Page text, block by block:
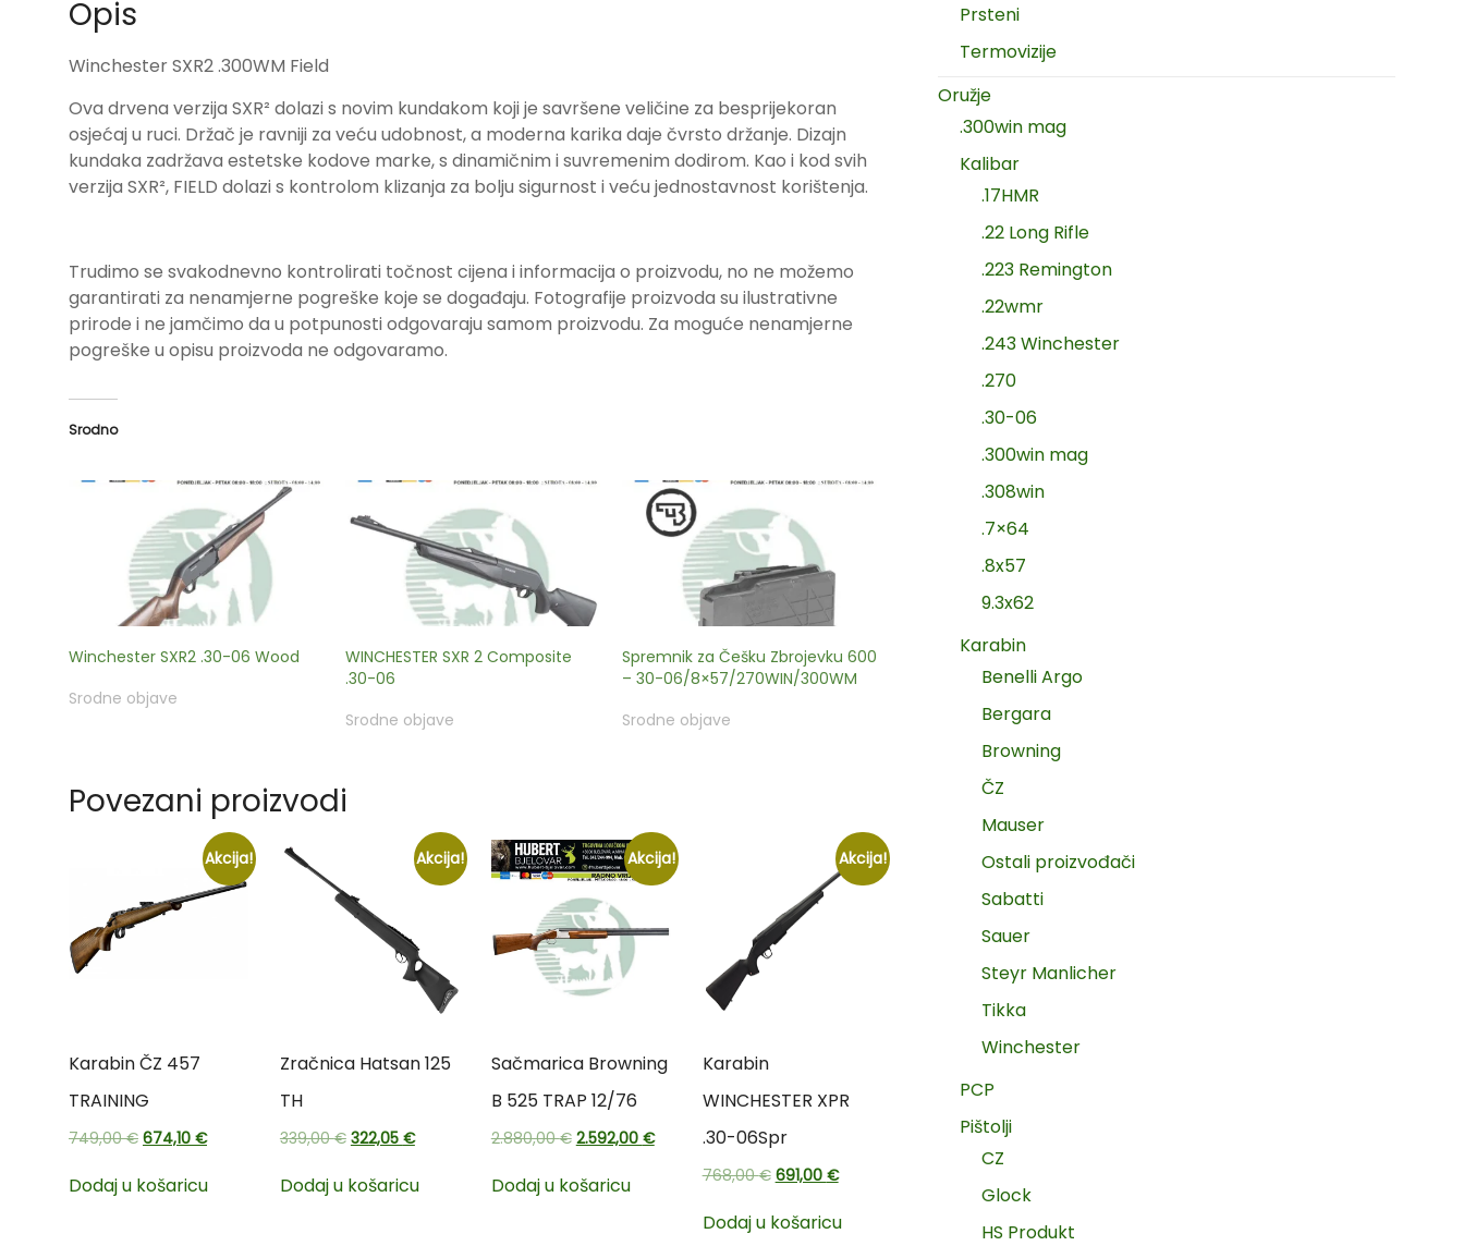
Opis
Winchester SXR2 .300WM Field
Ova drvena verzija SXR² dolazi s novim kundakom koji je savršene veličine za besprijekoran
osjećaj u ruci. Držač je ravniji za veću udobnost, a moderna karika daje čvrsto držanje. Dizajn
kundaka zadržava estetske kodove marke, s dinamičnim i suvremenim dodirom. Kao i kod svih
verzija SXR², FIELD dolazi s kontrolom klizanja za bolju sigurnost i veću jednostavnost korištenja.
Trudimo se svakodnevno kontrolirati točnost cijena i informacija o proizvodu, no ne možemo
garantirati za nenamjerne pogreške koje se događaju. Fotografije proizvoda su ilustrativne
prirode i ne jamčimo da u potpunosti odgovaraju samom proizvodu. Za moguće nenamjerne
pogreške u opisu proizvoda ne odgovaramo.
Srodno
Winchester SXR2 .30-06 Wood
Srodne objave
WINCHESTER SXR 2 Composite
.30-06
Srodne objave
Spremnik za Češku Zbrojevku 600
– 30-06/8×57/270WIN/300WM
Srodne objave
Povezani proizvodi
Akcija!
Karabin ČZ 457
TRAINING
749,00€ 674,10 €
Dodaj u košaricu
Akcija!
Zračnica Hatsan 125
TH
339,00€ 322,05 €
Dodaj u košaricu
Akcija!
Sačmarica Browning
B 525 TRAP 12/76
2.880,00€ 2.592,00 €
Dodaj u košaricu
Akcija!
Karabin
WINCHESTER XPR
.30-06Spr
768,00€ 691,00 €
Dodaj u košaricu
Prsteni
Termovizije
Oružje
.300win mag
Kalibar
.17HMR
.22 Long Rifle
.223 Remington
.22wmr
.243 Winchester
.270
.30-06
.300win mag
.308win
.7×64
.8x57
9.3x62
Karabin
Benelli Argo
Bergara
Browning
ČZ
Mauser
Ostali proizvođači
Sabatti
Sauer
Steyr Manlicher
Tikka
Winchester
PCP
Pištolji
CZ
Glock
HS Produkt